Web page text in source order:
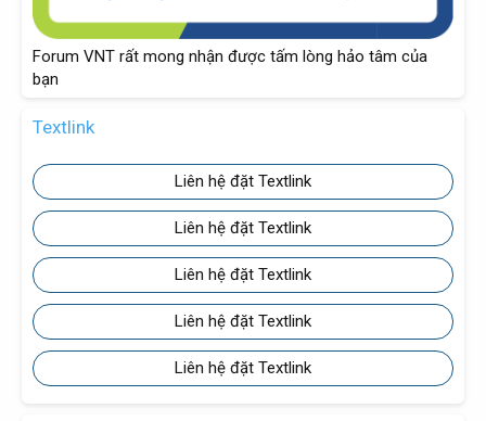
Forum VNT rất mong nhận được tấm lòng hảo tâm của
bạn
Textlink
Liên hệ đặt Textlink
Liên hệ đặt Textlink
Liên hệ đặt Textlink
Liên hệ đặt Textlink
Liên hệ đặt Textlink